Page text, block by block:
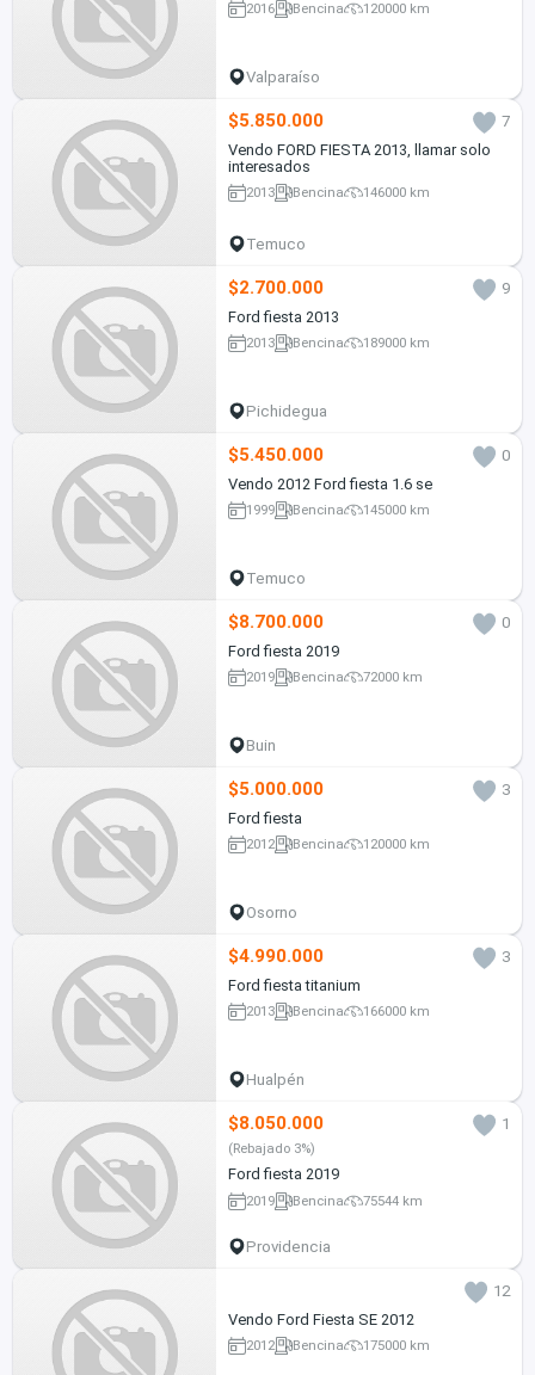
2016 Bencina 120000 km
Valparaíso
$5.850.000
7
Vendo FORD FIESTA 2013, llamar solo
interesados
2013 Bencina 146000 km
Temuco
$2.700.000
9
Ford fiesta 2013
2013 Bencina 189000 km
Pichidegua
$5.450.000
0
Vendo 2012 Ford fiesta 1.6 se
1999 Bencina 145000 km
Temuco
$8.700.000
0
Ford fiesta 2019
2019 Bencina 72000 km
Buin
$5.000.000
3
Ford fiesta
2012 Bencina 120000 km
Osorno
$4.990.000
3
Ford fiesta titanium
2013 Bencina 166000 km
Hualpén
$8.050.000 1
(Rebajado 3%)
Ford fiesta 2019
2019 Bencina 75544 km
Providencia
12
Vendo Ford Fiesta SE 2012
2012 Bencina 175000 km